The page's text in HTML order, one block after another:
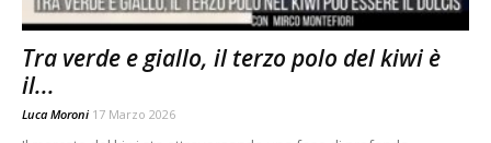
Tra verde e giallo, il terzo polo del kiwi è
il...
Luca Moroni 17 Marzo 2026